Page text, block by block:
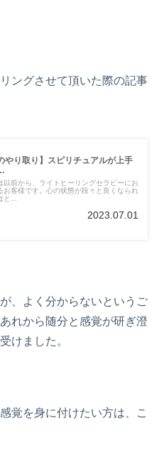
ングさせて頂いた際の記事
やり取り】スピリチュアルが上手
以前から、ライトヒーリングセラピーにお
お客様です。心の状態が段々と良くなられ
...
2023.07.01
、よく分からないというご
れから随分と感覚が研ぎ澄
けました。
覚を身に付けたい方は、こ